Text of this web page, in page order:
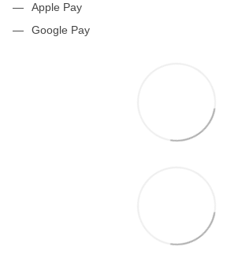
Apple Pay
Google Pay